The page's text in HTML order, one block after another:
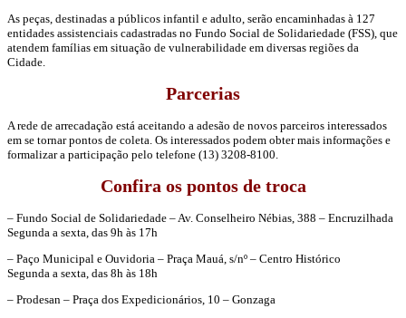
As peças, destinadas a públicos infantil e adulto, serão encaminhadas à 127
entidades assistenciais cadastradas no Fundo Social de Solidariedade (FSS), que
atendem famílias em situação de vulnerabilidade em diversas regiões da
Cidade.
Parcerias
A rede de arrecadação está aceitando a adesão de novos parceiros interessados
em se tornar pontos de coleta. Os interessados podem obter mais informações e
formalizar a participação pelo telefone (13) 3208-8100.
Confira os pontos de troca
– Fundo Social de Solidariedade – Av. Conselheiro Nébias, 388 – Encruzilhada
Segunda a sexta, das 9h às 17h
– Paço Municipal e Ouvidoria – Praça Mauá, s/nº – Centro Histórico
Segunda a sexta, das 8h às 18h
– Prodesan – Praça dos Expedicionários, 10 – Gonzaga